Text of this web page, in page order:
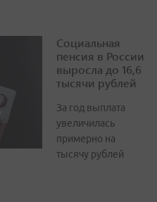
Социальная
пенсия в России
выросла до 16,6
тысячи рублей
За год выплата
увеличилась
примерно на
тысячу рублей